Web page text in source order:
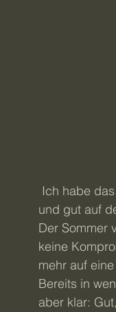
und gut auf
Der Sommer
keine
mehr auf
Bereits in
aber klar: